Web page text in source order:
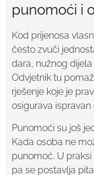
punomoći i
Kod prijenosa
često zvuči
dara, nužnog
Odvjetnik tu
rješenje koje je
osigurava
Punomoći su još
Kada osoba ne
punomoć. U
pa se postavlja